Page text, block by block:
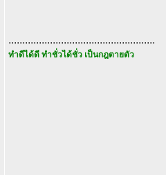
.....................................................
ทำดีได้ดี ทำชั่วได้ชั่ว เป็นกฎตายตัว